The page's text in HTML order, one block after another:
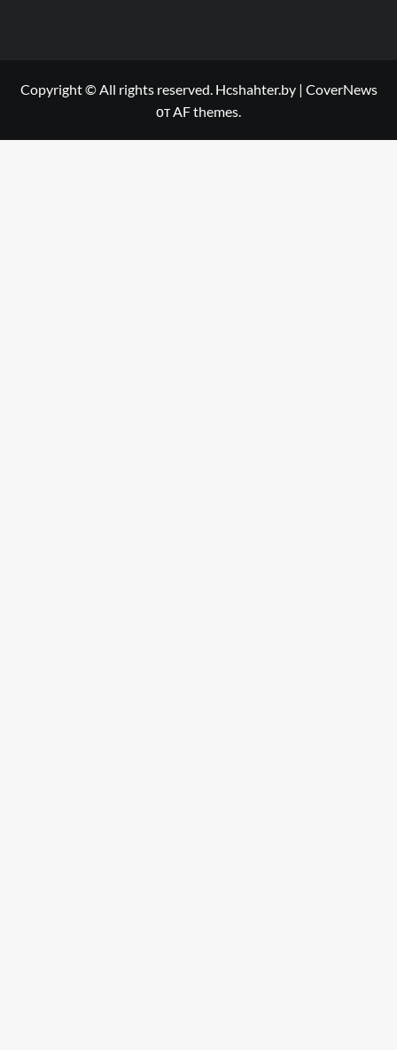
Copyright © All rights reserved. Hcshahter.by | CoverNews
от AF themes.